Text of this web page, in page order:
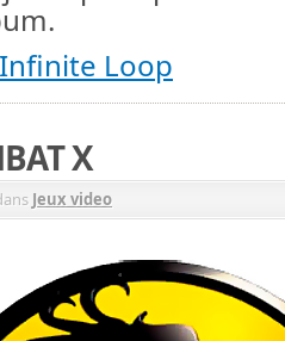
Loop
X
Jeux video